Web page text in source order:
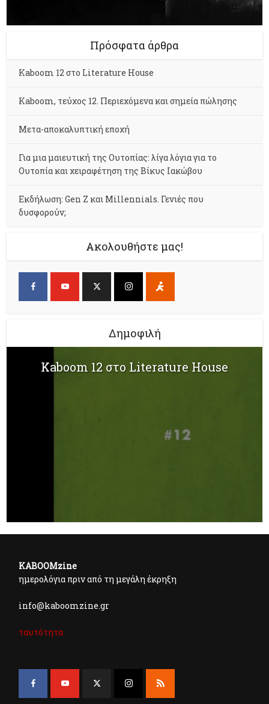
Πρόσφατα άρθρα
Kaboom 12 στο Literature House
Kaboom, τεύχος 12. Περιεχόμενα και σημεία πώλησης
Μετα-αποκαλυπτική εποχή
Για μια μαιευτική της Ουτοπίας: λίγα λόγια για το
Ουτοπία και χειραφέτηση της Βίκυς Ιακώβου
Εκδήλωση: Gen Z και Millennials. Γενιές που
δυσφορούν;
Ακολουθήστε μας!
Δημοφιλή
Kaboom 12 στο Literature House
KABOOMzine
ημερολόγια πριν από τη μεγάλη έκρηξη
info@kaboomzine.gr
ταυτότητα